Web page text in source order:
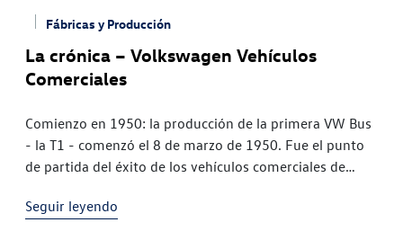
Fábricas y Producción
La crónica – Volkswagen Vehículos
Comerciales
Comienzo en 1950: la producción de la primera VW Bus
- la T1 - comenzó el 8 de marzo de 1950. Fue el punto
de partida del éxito de los vehículos comerciales de
Seguir leyendo